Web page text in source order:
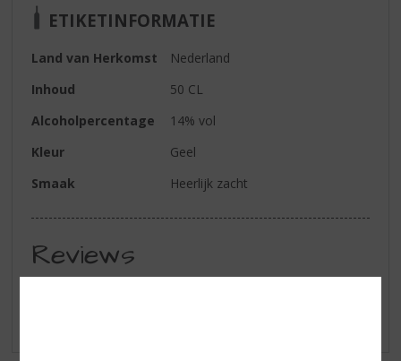
ETIKETINFORMATIE
Land van Herkomst
Nederland
Inhoud
50 CL
Alcoholpercentage
14% vol
Kleur
Geel
Smaak
Heerlijk zacht
Reviews